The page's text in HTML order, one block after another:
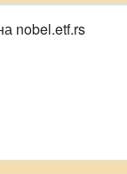
nobel.etf.rs